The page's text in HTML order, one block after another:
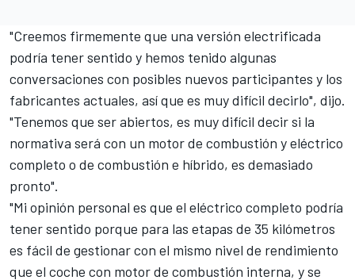
"Creemos firmemente que una versión electrificada
podría tener sentido y hemos tenido algunas
conversaciones con posibles nuevos participantes y los
fabricantes actuales, así que es muy difícil decirlo", dijo.
"Tenemos que ser abiertos, es muy difícil decir si la
normativa será con un motor de combustión y eléctrico
completo o de combustión e híbrido, es demasiado
pronto".
"Mi opinión personal es que el eléctrico completo podría
tener sentido porque para las etapas de 35 kilómetros
es fácil de gestionar con el mismo nivel de rendimiento
que el coche con motor de combustión interna, y se